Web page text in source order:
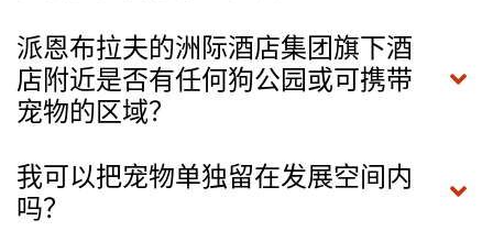
派恩布拉夫的洲际酒店集团旗下酒
店附近是否有任何狗公园或可携带
宠物的区域？
我可以把宠物单独留在发展空间内
吗？